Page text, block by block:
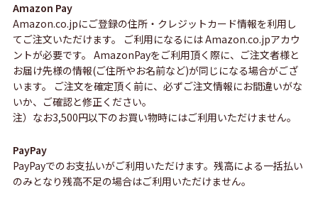
Amazon Pay
Amazon.co.jpにご登録の住所・クレジットカード情報を利用し
てご注文いただけます。 ご利用になるには Amazon.co.jpアカウ
ントが必要です。 AmazonPayをご利用頂く際に、ご注文者様と
お届け先様の情報(ご住所やお名前など)が同じになる場合がござ
います。 ご注文を確定頂く前に、必ずご注文情報にお間違いがな
いか、ご確認と修正ください。
注）なお3,500円以下のお買い物時にはご利用いただけません。
PayPay
PayPayでのお支払いがご利用いただけます。残高による一括払い
のみとなり残高不足の場合はご利用いただけません。